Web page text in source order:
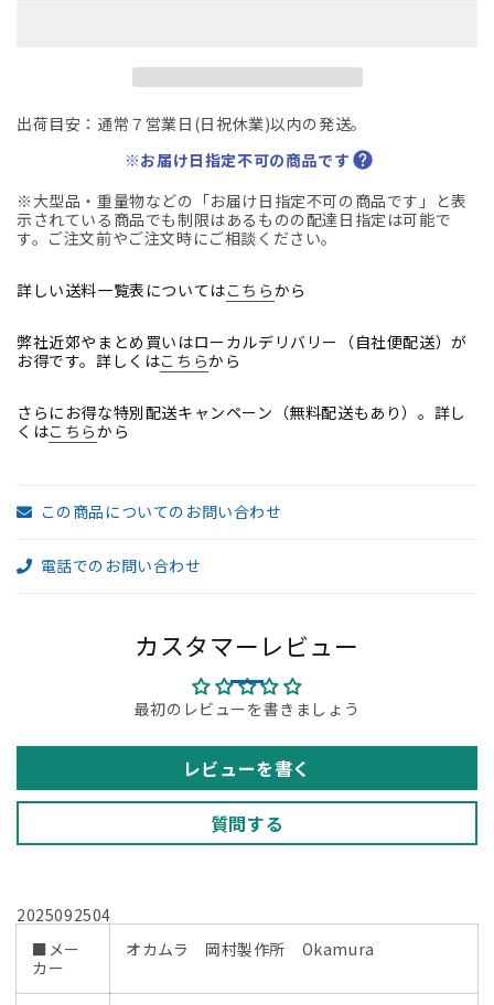
平
ク
引
出
付
幅
2025092504【中
古
ィ
家
す
平
デ
ク
引
出
付
幅
2025092504【中
家
の
数
を
す
出荷目安：通常７営業日(日祝休業)以内の発送。
※お届け日指定不可の商品です
※大型品・重量物などの「お届け日指定不可の商品です」と表
示されている商品でも制限はあるものの配達日指定は可能で
す。ご注文前やご注文時にご相談ください。
詳しい送料一覧表についてはこちらから
弊社近郊やまとめ買いはローカルデリバリー（自社便配送）が
お得です。詳しくはこちらから
さらにお得な特別配送キャンペーン（無料配送もあり）。詳し
くはこちらから
この商品についてのお問い合わせ
電話でのお問い合わせ
カスタマーレビュー
最初のレビューを書きましょう
レビューを書く
質問する
2025092504
■メー
カー
オカムラ 岡村製作所 Okamura